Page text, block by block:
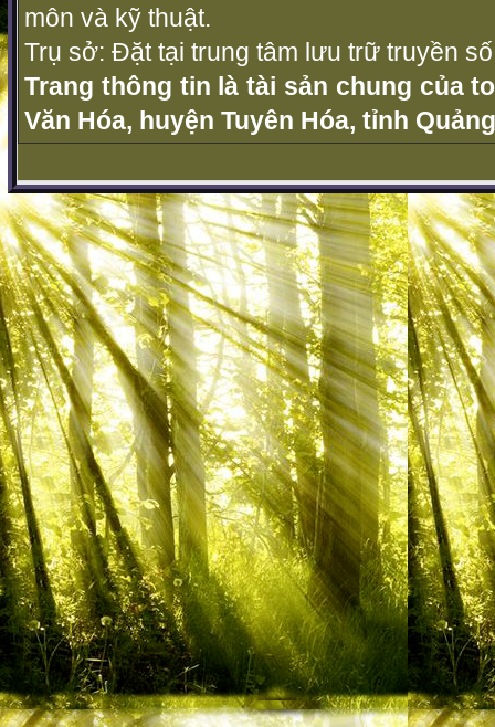
môn và kỹ thuật.
Trụ sở: Đặt tại trung tâm lưu trữ truyền
Trang thông tin là tài sản chung của
Văn Hóa, huyện Tuyên Hóa, tỉnh